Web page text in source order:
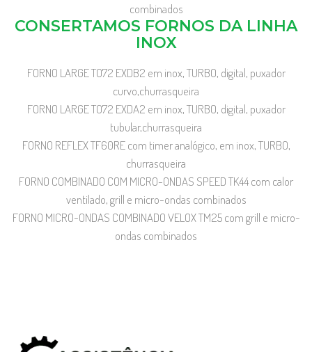
combinados
CONSERTAMOS FORNOS DA LINHA
INOX
FORNO LARGE TO72 EXDB2 em inox, TURBO, digital, puxador
curvo,churrasqueira
FORNO LARGE TO72 EXDA2 em inox, TURBO, digital, puxador
tubular,churrasqueira
FORNO REFLEX TF60RE com timer analógico, em inox, TURBO,
churrasqueira
FORNO COMBINADO COM MICRO-ONDAS SPEED TK44 com calor
ventilado, grill e micro-ondas combinados
FORNO MICRO-ONDAS COMBINADO VELOX TM25 com grill e micro-
ondas combinados